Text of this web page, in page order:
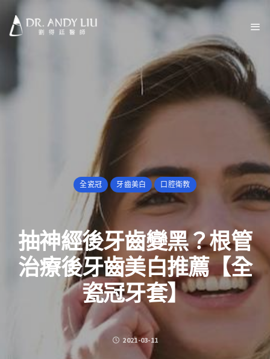
全瓷冠 牙齒美白 口腔衛教
抽神經後牙齒變黑？根管
治療後牙齒美白推薦【全
瓷冠牙套】
2021-03-11